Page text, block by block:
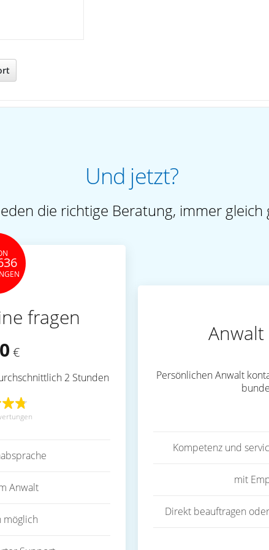
Und jetzt?
die richtige Beratung, immer gleich
fragen
€
2 Stunden
Anwalt
möglich
Persönlichen Anwalt
Kompetenz und
mit
Direkt beauftragen